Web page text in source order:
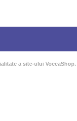
a site-ului VoceaShop.